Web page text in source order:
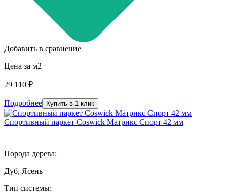
Добавить в сравнение
Цена за м2
29 110 ₽
Подробнее Купить в 1 клик
Спортивный паркет Coswick Матрикс Спорт 42 мм
Порода дерева:
Дуб, Ясень
Тип системы: